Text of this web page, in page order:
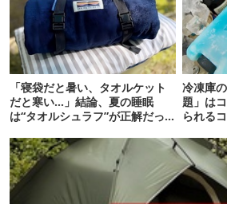
「寝袋だと暑い、タオルケット
だと寒い…」結論、夏の睡眠
は“タオルシュラフ”が正解だっ
冷凍庫
題」は
られる